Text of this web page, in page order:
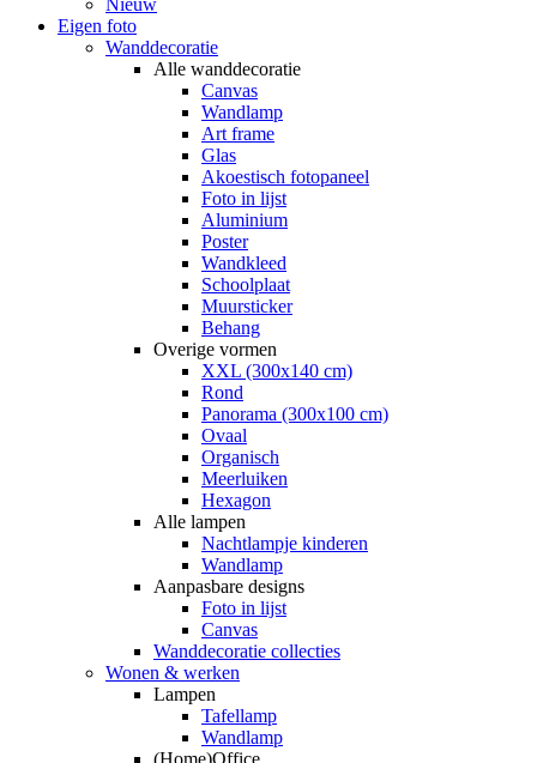
Eigen foto
Wanddecoratie
Alle wanddecoratie
Canvas
Wandlamp
Art frame
Glas
Akoestisch fotopaneel
Foto in lijst
Aluminium
Poster
Wandkleed
Schoolplaat
Muursticker
Behang
Overige vormen
XXL (300x140 cm)
Rond
Panorama (300x100 cm)
Ovaal
Organisch
Meerluiken
Hexagon
Alle lampen
Nachtlampje kinderen
Wandlamp
Aanpasbare designs
Foto in lijst
Canvas
Wanddecoratie collecties
Wonen & werken
Lampen
Tafellamp
Wandlamp
(Home)Office